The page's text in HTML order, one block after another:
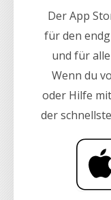
Der App
für den
und für
Wenn du
oder Hilfe
der